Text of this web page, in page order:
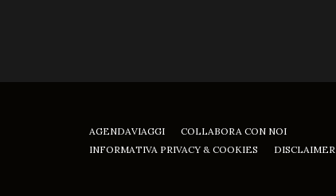
AGENDAVIAGGI
COLLABORA CON NOI
INFORMATIVA PRIVACY & COOKIES
DISCLAIMER